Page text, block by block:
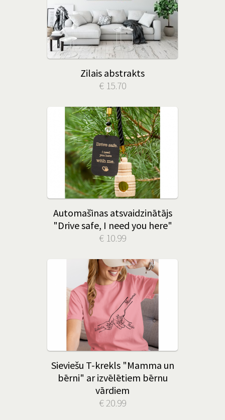
Zilais abstrakts
€ 15.70
Automašīnas atsvaidzinātājs
"Drive safe, I need you here"
€ 10.99
Sieviešu T-krekls "Mamma un
bērni" ar izvēlētiem bērnu
vārdiem
€ 20.99